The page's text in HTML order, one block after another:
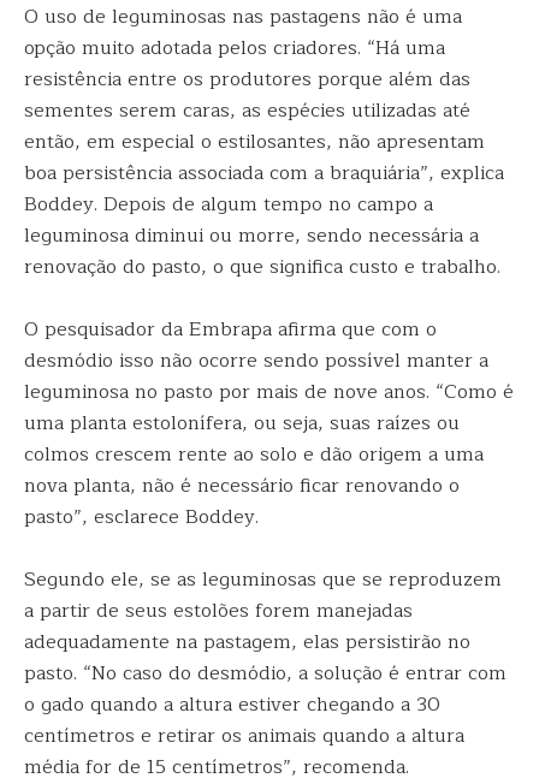
O uso de leguminosas nas pastagens não é uma
opção muito adotada pelos criadores. “Há uma
resistência entre os produtores porque além das
sementes serem caras, as espécies utilizadas até
então, em especial o estilosantes, não apresentam
boa persistência associada com a braquiária”, explica
Boddey. Depois de algum tempo no campo a
leguminosa diminui ou morre, sendo necessária a
renovação do pasto, o que significa custo e trabalho.
O pesquisador da Embrapa afirma que com o
desmódio isso não ocorre sendo possível manter a
leguminosa no pasto por mais de nove anos. “Como é
uma planta estolonífera, ou seja, suas raízes ou
colmos crescem rente ao solo e dão origem a uma
nova planta, não é necessário ficar renovando o
pasto”, esclarece Boddey.
Segundo ele, se as leguminosas que se reproduzem
a partir de seus estolões forem manejadas
adequadamente na pastagem, elas persistirão no
pasto. “No caso do desmódio, a solução é entrar com
o gado quando a altura estiver chegando a 30
centímetros e retirar os animais quando a altura
média for de 15 centímetros”, recomenda.